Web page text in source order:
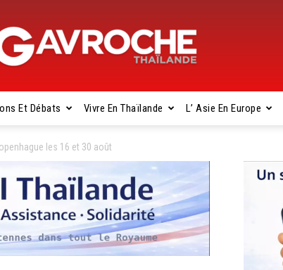
Gavroche
Thaïlande
Et Débats Vivre En Thaïlande L’ Asie En Europe
les 16 et 30 août